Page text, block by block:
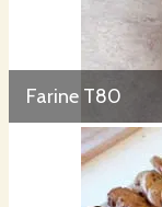
Farine T80